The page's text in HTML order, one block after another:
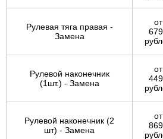
Рулевая тяга правая -
Замена
от
Рулевой наконечник
(1шт.) - Замена
от
Рулевой наконечник (2
шт) - Замена
от